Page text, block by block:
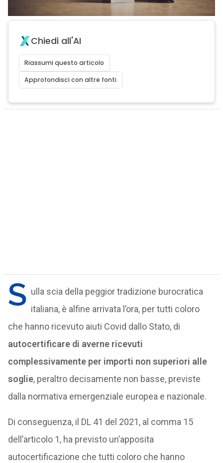
Chiedi all'AI
Riassumi questo articolo
Approfondisci con altre fonti
S ulla scia della peggior tradizione burocratica
italiana, è alfine arrivata l’ora, per tutti coloro
che hanno ricevuto aiuti Covid dallo Stato, di
autocertificare di averne ricevuti
complessivamente per importi non superiori alle
soglie, peraltro decisamente non basse, previste
dalla normativa emergenziale europea e nazionale.
Di conseguenza, il DL 41 del 2021, al comma 15
dell’articolo 1, ha previsto un’apposita
autocertificazione che tutti coloro che hanno